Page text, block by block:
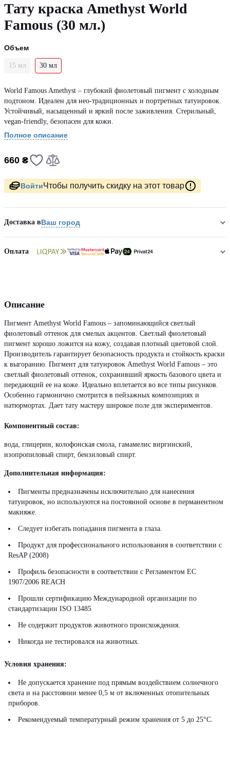
Тату краска Amethyst World
Famous (30 мл.)
Объем
15 мл 30 мл
World Famous Amethyst – глубокий фиолетовый пигмент с холодным
подтоном. Идеален для нео-традиционных и портретных татуировок.
Устойчивый, насыщенный и яркий после заживления. Стерильный,
vegan-friendly, безопасен для кожи.
Полное описание
660 ₴
ВойтиЧтобы получить скидку на этот товар
Доставка вВаш город
Оплата
Описание
Пигмент Amethyst World Famous – запоминающийся светлый
фиолетовый оттенок для смелых акцентов. Светлый фиолетовый
пигмент хорошо ложится на кожу, создавая плотный цветовой слой.
Производитель гарантирует безопасность продукта и стойкость краски
к выгоранию. Пигмент для татуировок Amethyst World Famous – это
светлый фиолетовый оттенок, сохранивший яркость базового цвета и
передающий ее на коже. Идеально вплетается во все типы рисунков.
Особенно гармонично смотрится в пейзажных композициях и
натюрмортах. Дает тату мастеру широкое поле для экспериментов.
Компонентный состав:
вода, глицерин, колофонская смола, гамамелис виргинский,
изопропиловый спирт, бензиловый спирт.
Дополнительная информация:
Пигменты предназначены исключительно для нанесения
татуировок, но используются на постоянной основе в перманентном
макияже.
Следует избегать попадания пигмента в глаза.
Продукт для профессионального использования в соответствии с
ResAP (2008)
Профиль безопасности в соответствии с Регламентом ЕС
1907/2006 REACH
Прошли сертификацию Международной организации по
стандартизации ISO 13485
Не содержит продуктов животного происхождения.
Никогда не тестировался на животных.
Условия хранения:
Не допускается хранение под прямым воздействием солнечного
света и на расстоянии менее 0,5 м от включенных отопительных
приборов.
Рекомендуемый температурный режим хранения от 5 до 25°С.